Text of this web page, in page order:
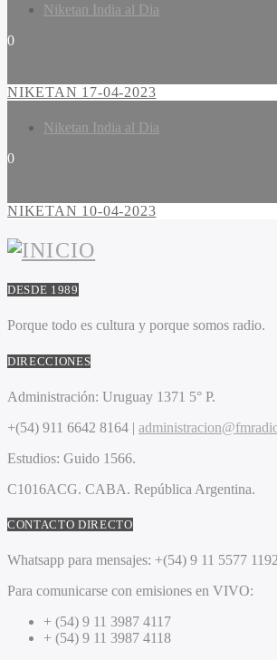
Niketan India al Dia
0
NIKETAN 17-04-2023
Niketan India al Dia
0
NIKETAN 10-04-2023
DESDE 1989
Porque todo es cultura y porque somos radio.
DIRECCIONES
Administración: Uruguay 1371 5° P.
+(54) 911 6642 8164 |
Estudios: Guido 1566.
C1016ACG. CABA. República Argentina.
CONTACTO DIRECTO
Whatsapp para mensajes: +(54) 9 11 5577 1192
Para comunicarse con emisiones en VIVO:
+ (54) 9 11 3987 4117
+ (54) 9 11 3987 4118